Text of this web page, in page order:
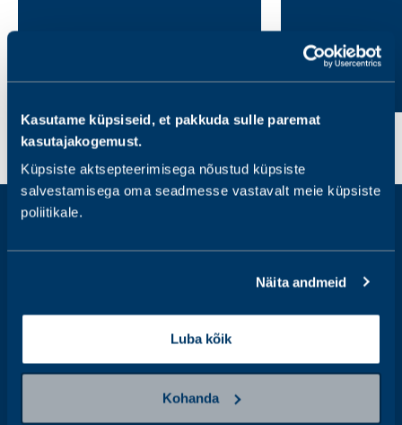
Kasutame küpsiseid, et pakkuda sulle paremat
kasutajakogemust.
Küpsiste aktsepteerimisega nõustud küpsiste
salvestamisega oma seadmesse vastavalt meie küpsiste
poliitikale.
Näita andmeid
Luba kõik
Kohanda
Tahad olla kursis SYNLABi
maili
Jälgi meid sotsiaalmeedias